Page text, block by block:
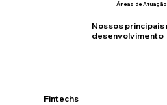
Fintechs
Áreas de Atuação
Nossos principais
desenvolvimento